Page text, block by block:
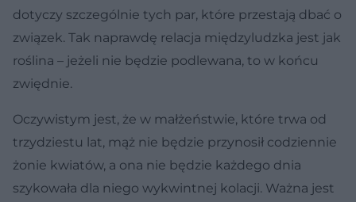
dotyczy szczególnie tych par, które przestają dbać o
związek. Tak naprawdę relacja międzyludzka jest jak
roślina – jeżeli nie będzie podlewana, to w końcu
zwiędnie.
Oczywistym jest, że w małżeństwie, które trwa od
trzydziestu lat, mąż nie będzie przynosił codziennie
żonie kwiatów, a ona nie będzie każdego dnia
szykowała dla niego wykwintnej kolacji. Ważna jest